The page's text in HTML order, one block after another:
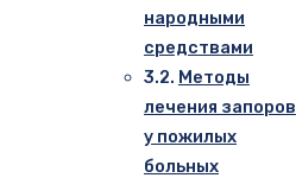
народными
средствами
Методы
лечения запоров
у пожилых
больных